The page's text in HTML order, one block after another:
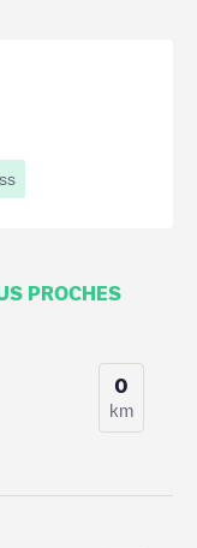
PROCHES
0
km